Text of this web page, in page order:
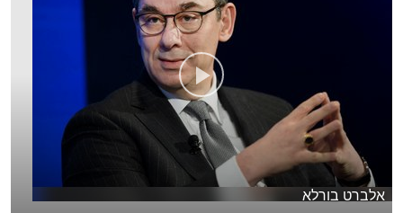
אלברט בורלא